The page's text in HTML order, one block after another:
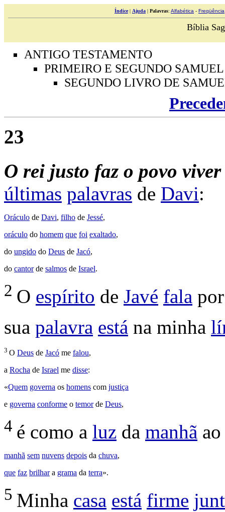
Índice| Ajuda | Palavras: Alfabética - Freqüência
Bíblia
ANTIGO TESTAMENTO
PRIMEIRO E SEGUNDO SAMUEL
SEGUNDO LIVRO DE
23
O rei justo faz o povo viver
últimas palavras de Davi:
Oráculo de Davi, filho de Jessé,
oráculo do homem que foi exaltado,
do ungido do Deus de Jacó,
do cantorde salmos de Israel.
2 O espírito de Javé fala
sua palavra está na minha
3 O Deus de Jacó me falou,
a Rocha de Israel me disse:
«Quem governa os homens com justiça
e governa conforme o temorde Deus,
4 é como a luz da manhã
manhã sem nuvens depois da chuva,
que faz brilhara grama da terra».
5 Minha casa está firme